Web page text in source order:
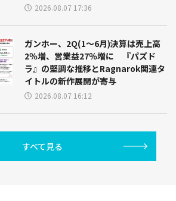
2026.08.07 17:36
ガンホー、2Q(1～6月)決算は売上高
2％増、営業益27％増に 『パズド
ラ』の堅調な推移とRagnarok関連タ
イトルの新作展開が寄与
2026.08.07 16:12
すべて見る